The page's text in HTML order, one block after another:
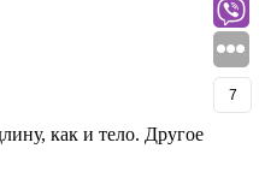
как и тело. Другое
7